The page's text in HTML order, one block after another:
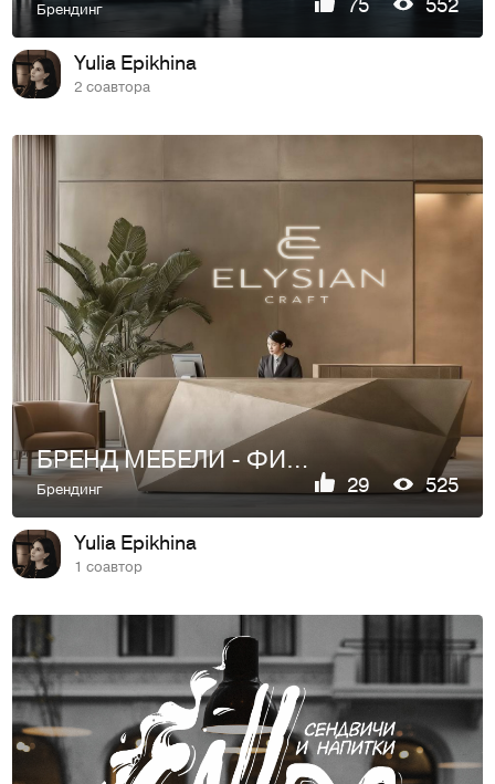
Брендинг
Yulia Epikhina
2 соавтора
БРЕНД МЕБЕЛИ - ФИРМЕННЫЙ СТИЛЬ | ЛОГОТИП | IDENTITY
Брендинг 29 525
Yulia Epikhina
1 соавтор